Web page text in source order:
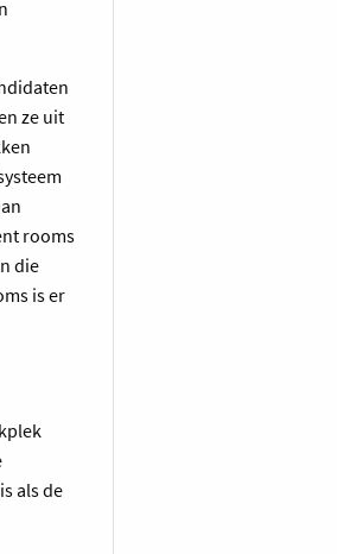
ze uit
rooms
die
is er
als de